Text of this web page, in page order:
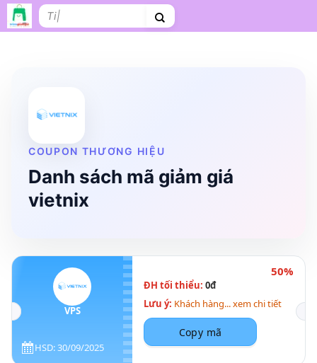
Bỏ
qua
Tìm
kiếm:
COUPON THƯƠNG HIỆU
Danh sách mã giảm giá
vietnix
VPS
HSD: 30/09/2025
50%
ĐH tối thiểu: 0đ
Lưu ý: Khách hàng... xem chi tiết
Copy mã